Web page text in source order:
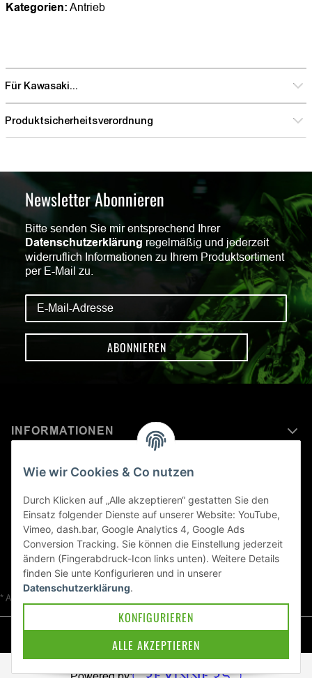
Kategorien: Antrieb
Für Kawasaki...
Produktsicherheitsverordnung
Newsletter Abonnieren
Bitte senden Sie mir entsprechend Ihrer
Datenschutzerklärung regelmäßig und jederzeit
widerruflich Informationen zu Ihrem Produktsortiment
per E-Mail zu.
ABONNIEREN
INFORMATIONEN
MEHR ERFAHREN ÜBER
KAWASAKI WELT
Blog
* Alle Preise inkl. gesetzlicher USt., zzgl.
Wie wir Cookies & Co nutzen
Durch Klicken auf „Alle akzeptieren“ gestatten Sie den
Einsatz folgender Dienste auf unserer Website: YouTube,
Vimeo, dash.bar, Google Analytics 4, Google Ads
Conversion Tracking. Sie können die Einstellung jederzeit
ändern (Fingerabdruck-Icon links unten). Weitere Details
finden Sie unte Konfigurieren und in unserer
Datenschutzerklärung.
ALLE AKZEPTIEREN
KONFIGURIEREN